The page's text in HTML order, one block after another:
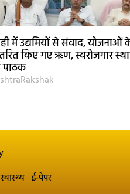
में उद्यमियों से संवाद, योजनाओं
किए गए ऋण, स्वरोजगार
पाठक
स्वास्थ्य ई-पेपर